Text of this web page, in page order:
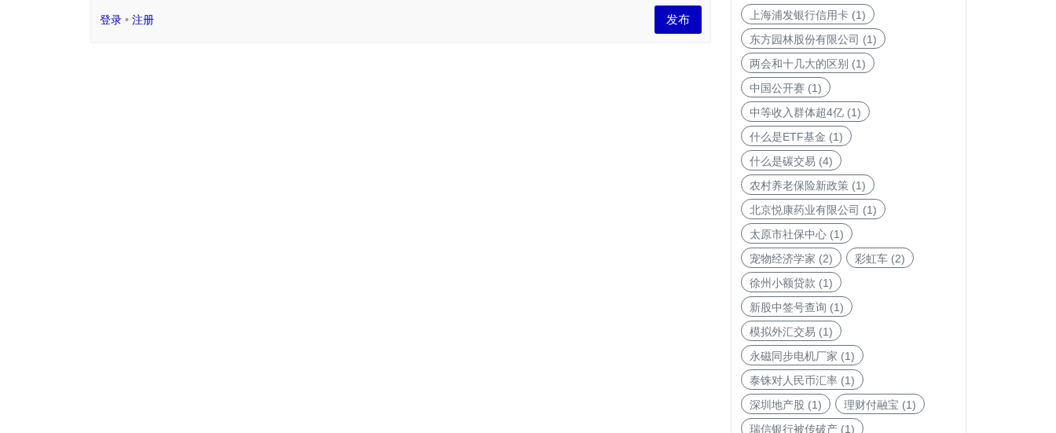
登录• 注册 发布
上海浦发银行信用卡(1)
东方园林股份有限公司 (1)
两会和十几大的区别 (1)
中国公开赛(1)
中等收入群体超4亿(1)
什么是ETF基金 (1)
什么是碳交易 (4)
农村养老保险新政策(1)
北京悦康药业有限公司 (1)
太原市社保中心(1)
宠物经济学家 (2) 彩虹车(2)
徐州小额贷款 (1)
新股中签号查询 (1)
模拟外汇交易 (1)
永磁同步电机厂家 (1)
泰铢对人民币汇率(1)
深圳地产股 (1) 理财付融宝 (1)
瑞信银行被传破产(1)